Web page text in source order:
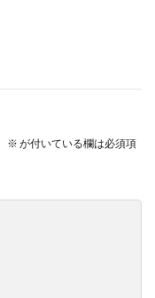
※ が付いている欄は必須項